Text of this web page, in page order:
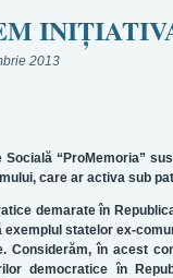
2013
Socială “ProMemoria” sus
care ar activa sub
demarate în
exemplul statelor ex-
Considerăm, în acest
democratice în